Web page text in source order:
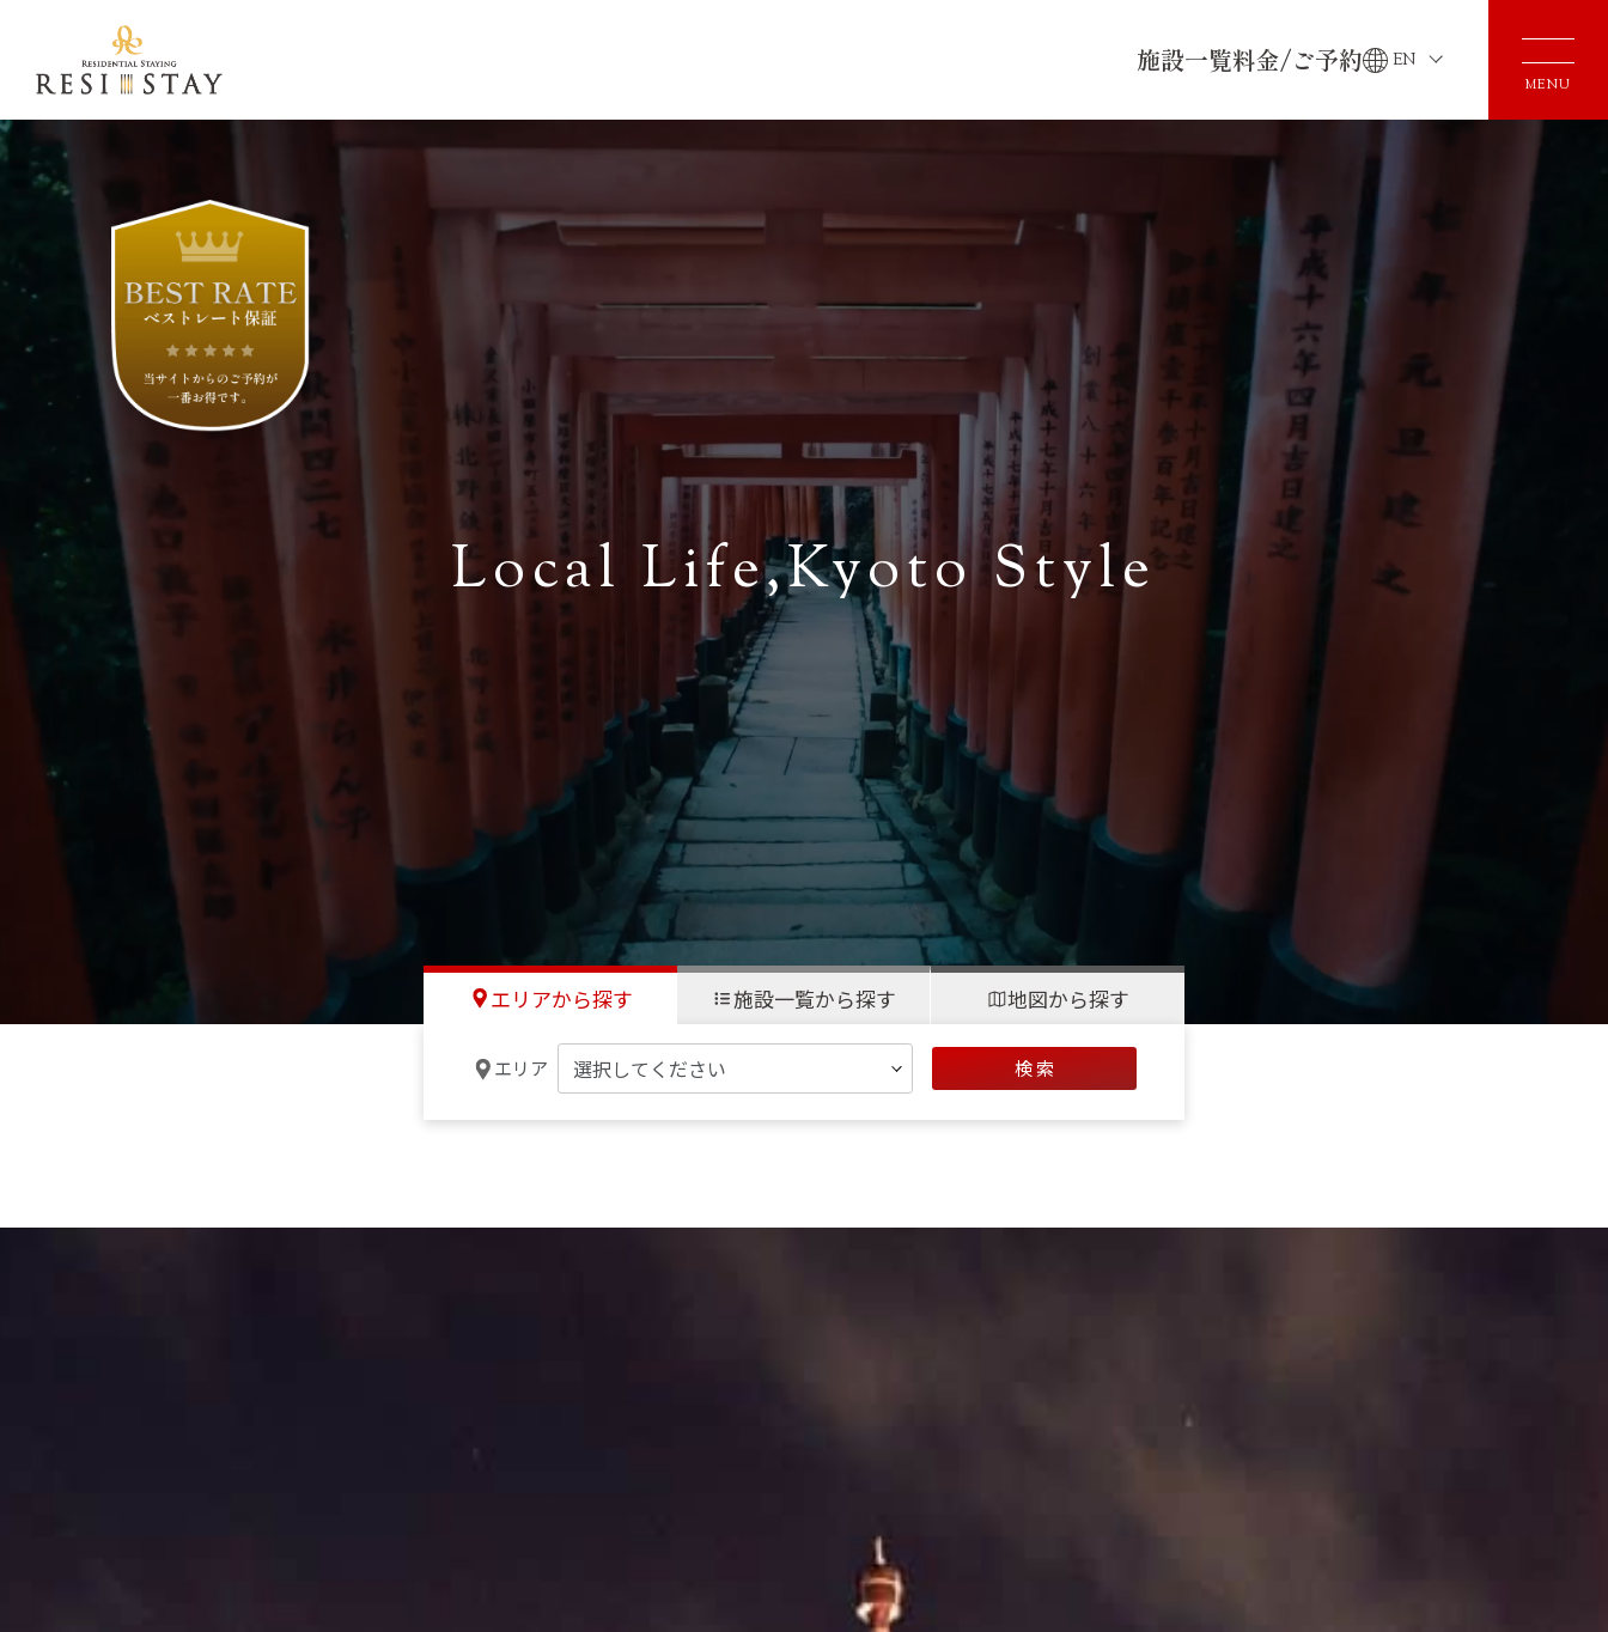
施設一覧料金/ご予約 EN
MENU
Local Life,Kyoto Style
エリアから探す 施設一覧から探す 地図から探す
エリア 検 索